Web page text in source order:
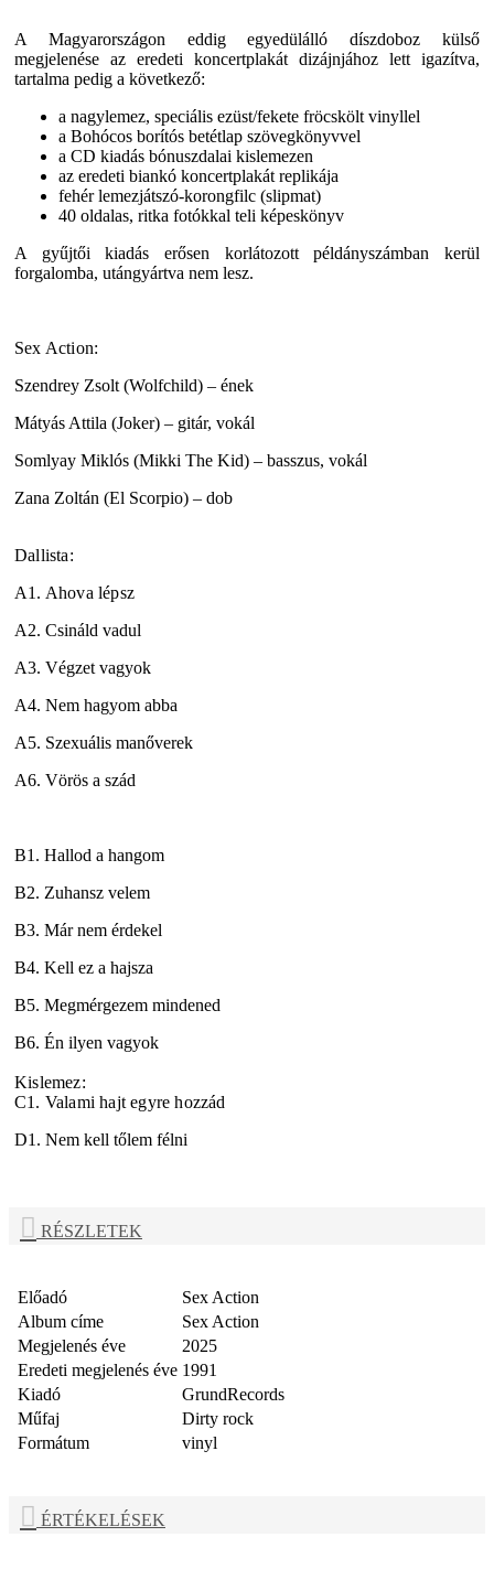
A Magyarországon eddig egyedülálló díszdoboz külső
megjelenése az eredeti koncertplakát dizájnjához lett igazítva,
tartalma pedig a következő:
a nagylemez, speciális ezüst/fekete fröcskölt vinyllel
a Bohócos borítós betétlap szövegkönyvvel
a CD kiadás bónuszdalai kislemezen
az eredeti biankó koncertplakát replikája
fehér lemezjátszó-korongfilc (slipmat)
40 oldalas, ritka fotókkal teli képeskönyv
A gyűjtői kiadás erősen korlátozott példányszámban kerül
forgalomba, utángyártva nem lesz.
Sex Action:
Szendrey Zsolt (Wolfchild) – ének
Mátyás Attila (Joker) – gitár, vokál
Somlyay Miklós (Mikki The Kid) – basszus, vokál
Zana Zoltán (El Scorpio) – dob
Dallista:
A1. Ahova lépsz
A2. Csináld vadul
A3. Végzet vagyok
A4. Nem hagyom abba
A5. Szexuális manőverek
A6. Vörös a szád
B1. Hallod a hangom
B2. Zuhansz velem
B3. Már nem érdekel
B4. Kell ez a hajsza
B5. Megmérgezem mindened
B6. Én ilyen vagyok
Kislemez:
C1. Valami hajt egyre hozzád
D1. Nem kell tőlem félni
RÉSZLETEK
Előadó
Sex Action
Album címe
Sex Action
Megjelenés éve
2025
Eredeti megjelenés éve 1991
Kiadó
GrundRecords
Műfaj
Dirty rock
Formátum
vinyl
ÉRTÉKELÉSEK